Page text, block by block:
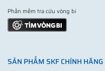
Phần mềm tra cứu vòng bi
SẢN PHẨM SKF CHÍNH HÃNG